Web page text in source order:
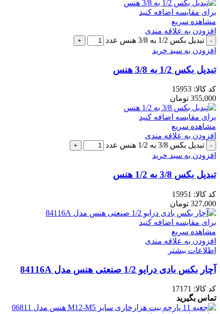
برای مقایسه اضافه کنید
مشاهده سریع
افزودن به علاقه مندی
تبدیل بکس 1/2 به 3/8 هنس عدد
افزودن به سبد خرید
تبدیل بکس 1/2 به 3/8 هنس
کد کالا: 15953
355,000 تومان
برای مقایسه اضافه کنید
مشاهده سریع
افزودن به علاقه مندی
تبدیل بکس 3/8 به 1/2 هنس عدد
افزودن به سبد خرید
تبدیل بکس 3/8 به 1/2 هنس
کد کالا: 15951
327,000 تومان
برای مقایسه اضافه کنید
مشاهده سریع
افزودن به علاقه مندی
اطلاعات بیشتر
آچار بکس بادی درایو 1/2 صنعتی هنس مدل 84116A
کد کالا: 17171
تماس بگیرید